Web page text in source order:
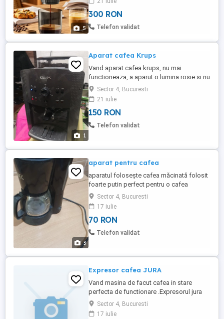
5
apa. ideal pentru ieșiri în natură, TIR, etc
intr.un cuvânt portabil! Predare în zona
Eroii Revokutiei. Produs nou nout!
300 RON
Telefon validat
1
Aparat cafea Krups
Vand aparat cafea krups, nu mai
functioneaza, a aparut o lumina rosie si nu
mai merge, mentionez ca functiona
normal înainte! Nu trimit prin curier,
predare personală zona piata Reșița
sector 4!
Sector 4, Bucuresti
21 iulie
150 RON
Telefon validat
3
aparat pentru cafea
aparatul folosește cafea măcinată folosit
foarte putin perfect pentru o cafea
savuroasă de dimineață
Sector 4, Bucuresti
17 iulie
70 RON
Telefon validat
Expresor cafea JURA
Vand masina de facut cafea in stare
perfecta de functionare .Expresorul jura
este modelul JURA IMPRESSA E 40 .
Sector 4, Bucuresti
17 iulie